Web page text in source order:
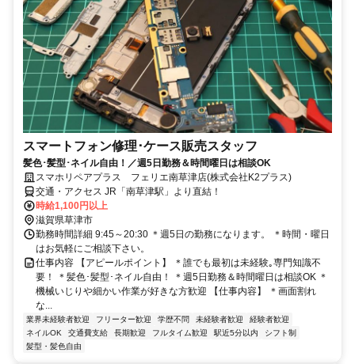
スマートフォン修理･ケース販売スタッフ
髪色･髪型･ネイル自由！／週5日勤務＆時間曜日は相談OK
スマホリペアプラス フェリエ南草津店(株式会社K2プラス)
交通・アクセス JR「南草津駅」より直結！
時給1,100円以上
滋賀県草津市
勤務時間詳細 9:45～20:30 ＊週5日の勤務になります。 ＊時間・曜日
はお気軽にご相談下さい。
仕事内容 【アピールポイント】 ＊誰でも最初は未経験｡専門知識不
要！ ＊髪色･髪型･ネイル自由！ ＊週5日勤務＆時間曜日は相談OK ＊
機械いじりや細かい作業が好きな方歓迎 【仕事内容】 ＊画面割れ
な...
業界未経験者歓迎 フリーター歓迎 学歴不問 未経験者歓迎
経験者歓迎
ネイルOK
交通費支給 長期歓迎 フルタイム歓迎 駅近5分以内
シフト制
髪型・髪色自由